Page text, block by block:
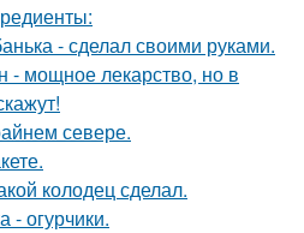
- сделал своими руками.
- мощное лекарство, но в
севере.
колодец сделал.
- огурчики.